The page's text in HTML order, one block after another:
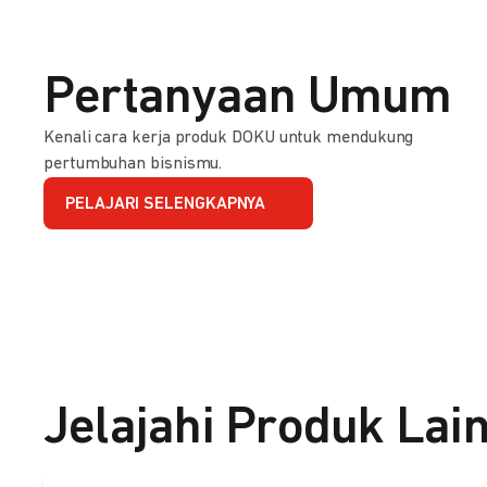
Pertanyaan Umum
Kenali cara kerja produk DOKU untuk mendukung
pertumbuhan bisnismu.
PELAJARI SELENGKAPNYA
Jelajahi Produk